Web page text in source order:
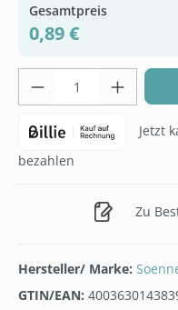
Gesamtpreis
0,89 €
Produkt
Jetzt
bezahlen
Zu
Hersteller/ Marke:
GTIN/EAN: